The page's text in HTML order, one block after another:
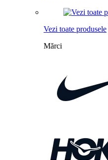
Vezi toate produsele
Mărci